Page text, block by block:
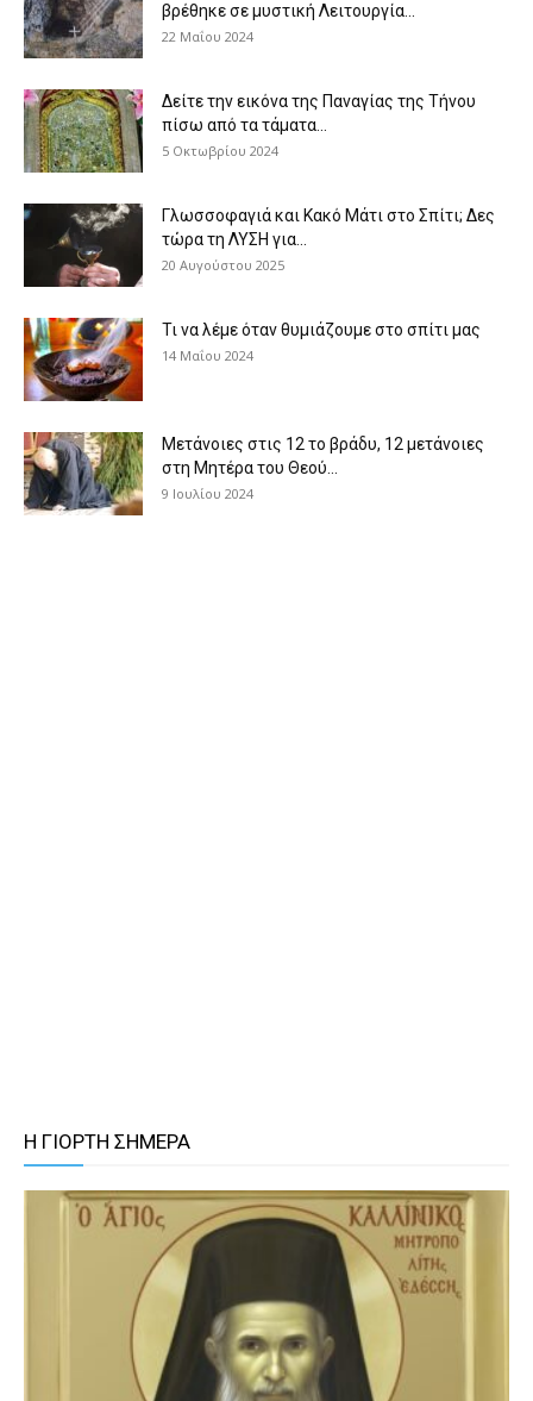
βρέθηκε σε μυστική Λειτουργία...
22 Μαΐου 2024
Δείτε την εικόνα της Παναγίας της Τήνου
πίσω από τα τάματα...
5 Οκτωβρίου 2024
Γλωσσοφαγιά και Κακό Μάτι στο Σπίτι; Δες
τώρα τη ΛΥΣΗ για...
20 Αυγούστου 2025
Τι να λέμε όταν θυμιάζουμε στο σπίτι μας
14 Μαΐου 2024
Μετάνοιες στις 12 το βράδυ, 12 μετάνοιες
στη Μητέρα του Θεού...
9 Ιουλίου 2024
Η ΓΙΟΡΤΗ ΣΗΜΕΡΑ